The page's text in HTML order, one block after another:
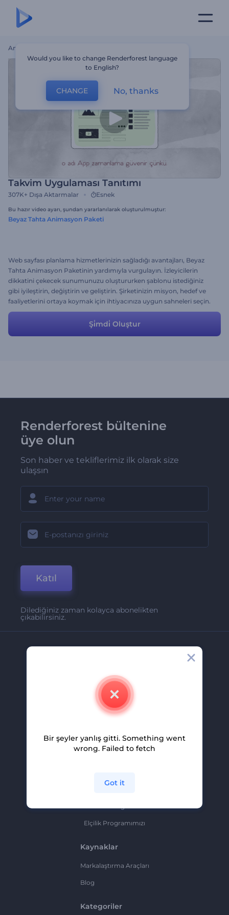
Ana Sayfa
Takvim Uygulaması Tanıtımı
307K+ Dışa Aktarmalar Esnek
Bu hazır video ayarı, şundan yararlanılarak oluşturulmuştur:
Beyaz Tahta Animasyon Paketi
Web sayfası planlama hizmetlerinizin sağladığı avantajları, Beyaz
Tahta Animasyon Paketinin yardımıyla vurgulayın. İzleyicilerin
dikkatini çekecek sunumunuzu oluştururken şablonu istediğiniz
gibi iyileştirin, değiştirin ve geliştirin. Şirketinizin misyon, hedef ve
faaliyetlerini ortaya koymak için ihtiyacınıza uygun sahneleri seçin.
Şi̇mdi̇ Oluştur
Renderforest bültenine
üye olun
Son haber ve tekliflerimiz ilk olarak size
ulaşsın
Katıl
Dilediğiniz zaman kolayca abonelikten
çıkabilirsiniz.
İletişim
Kariyer
Ortaklık Programı
Elçilik Programımızı
Kaynaklar
Markalaştırma Araçları
Blog
Kategoriler
Would you like to change Renderforest language
to English?
CHANGE No, thanks
Bir şeyler yanlış gitti. Something went
wrong. Failed to fetch
Got it